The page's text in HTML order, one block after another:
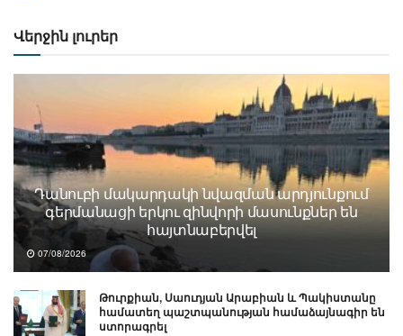
Վերջին լուրեր
Դանուբի մակարդակի նվազման արդյունքում
գերմանացի երկու զինվորի մասունքներ են
հայտնաբերվել
07/08/2026
Թուրքիան, Սաուդյան Արաբիան և Պակիստանը
համատեղ պաշտպանության համաձայնագիր են
ստորագրել